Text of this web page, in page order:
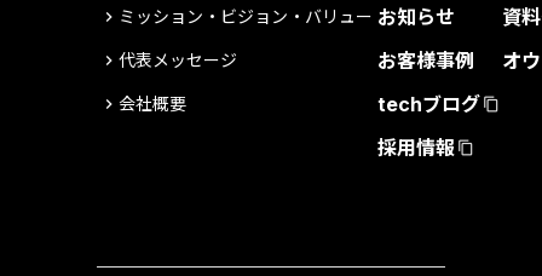
keyboard_arrow_right ミッション・ビジョン・バリュー
keyboard_arrow_right 代表メッセージ
keyboard_arrow_right 会社概要
お知らせ
お客様事例
techブログ content_copy
採用情報 content_copy
資
オ